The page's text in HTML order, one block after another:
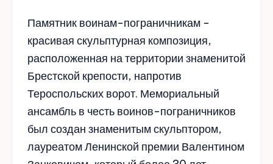
Памятник воинам-пограничникам -
красивая скульптурная композиция,
расположенная на территории знаменитой
Брестской крепости, напротив
Тероспольских ворот. Мемориальный
ансамбль в честь воинов-пограничников
был создан знаменитым скульптором,
лауреатом Ленинской премии Валентином